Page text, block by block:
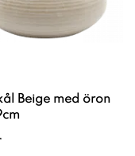
Beige med öron